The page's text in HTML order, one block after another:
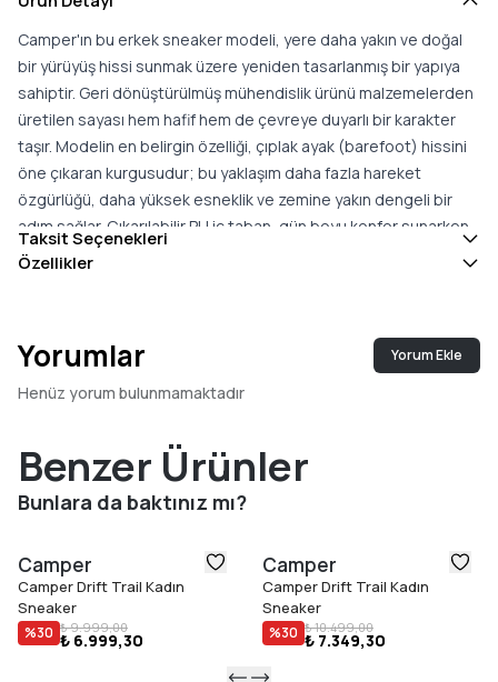
Camper'ın bu erkek sneaker modeli, yere daha yakın ve doğal
bir yürüyüş hissi sunmak üzere yeniden tasarlanmış bir yapıya
sahiptir. Geri dönüştürülmüş mühendislik ürünü malzemelerden
üretilen sayası hem hafif hem de çevreye duyarlı bir karakter
taşır. Modelin en belirgin özelliği, çıplak ayak (barefoot) hissini
öne çıkaran kurgusudur; bu yaklaşım daha fazla hareket
özgürlüğü, daha yüksek esneklik ve zemine yakın dengeli bir
adım sağlar. Çıkarılabilir PU iç taban, gün boyu konfor sunarken
kişisel tercihe göre değiştirilebilir. Kauçuk dış taban ise farklı
doğru yürüyüş dinamiğini gözeten bir tasarım anlayışını belgeler.
Sade ve esnek çizgisiyle bu sneaker; günlük şehir
temposundan rahat hafta sonu kombinlerine kadar geniş bir
konforu bir arada önemseyenler için bu model; çok yönlü ve
giyilebilir bir spor ayakkabı seçeneği oluşturur. Esnek tabanı,
ayağın doğal hareketini destekleyerek gün boyu rahat bir
Geri dönüştürülmüş mühendislik malzemesi saya
Çıkarılabilir PU iç taban
Kauçuk dış taban
Çıplak ayak (barefoot) hissi veren esnek yapı
Taksit Seçenekleri
Özellikler
Yorumlar Yorum Ekle
Henüz yorum bulunmamaktadır
Benzer Ürünler
Bunlara da baktınız mı?
Camper
Camper Drift Trail Kadın
Sneaker
%30 ₺ 9.999,00
₺ 6.999,30
Camper
Camper Drift Trail Kadın
Sneaker
%30 ₺ 10.499,00
₺ 7.349,30